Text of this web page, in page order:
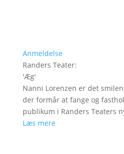
Anmeldelse
Randers Teater:
'Æg'
Nanni Lorenzen er det
der formår at fange og
publikum i Randers Teaters
Læs mere